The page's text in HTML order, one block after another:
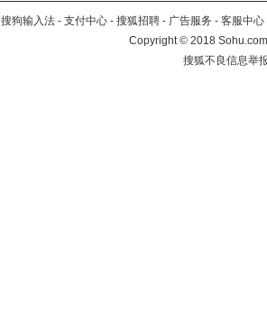
搜狗输入法 - 支付中心 - 搜狐招聘 - 广告服务 - 客服中心
Copyright©2018
搜狐不良信息举